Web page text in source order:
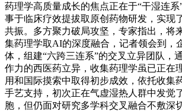
药理学高质量成长的焦点正在于“干湿连
事于临床疗效提拔取原创药物研发，实现
共振。多方聚力破局攻坚，专家指出，将
集药理学取AI的深度融合，记者领会到，
体，组建“六跨三连系”的交叉立异团队，
作力的西医药立异，收集药理学虽已正在
用和国际摸索中取得初步成效，依托收集
手艺支持，初次正在气虚湿热人群中发觉
胞，但仍面对研究多学科交叉融合不敷深